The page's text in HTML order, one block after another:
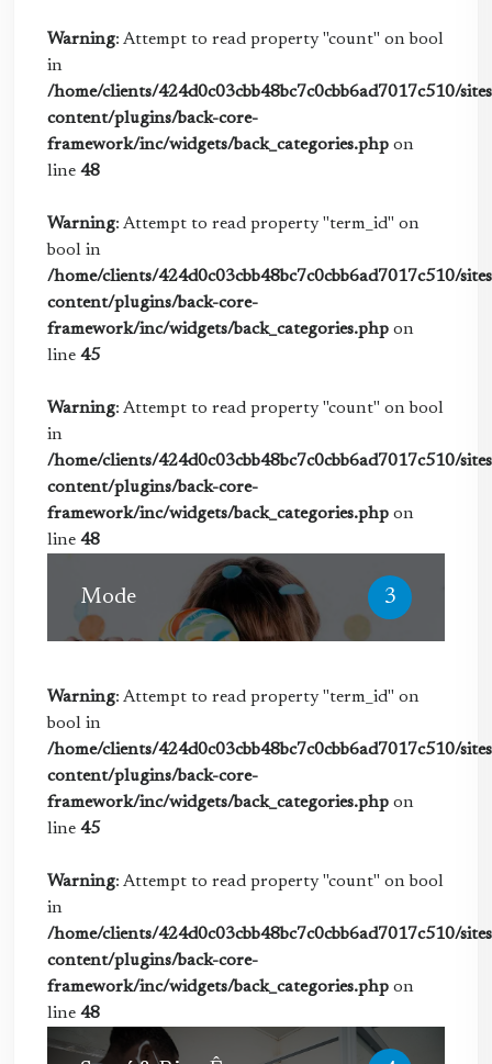
Warning: Attempt to read property "count" on bool
in
/home/clients/424d0c03cbb48bc7c0cbb6ad7017c510/
content/plugins/back-core-
framework/inc/widgets/back_categories.php on
line 48
Warning: Attempt to read property "term_id" on
bool in
/home/clients/424d0c03cbb48bc7c0cbb6ad7017c510/
content/plugins/back-core-
framework/inc/widgets/back_categories.php on
line 45
Warning: Attempt to read property "count" on bool
in
/home/clients/424d0c03cbb48bc7c0cbb6ad7017c510/
content/plugins/back-core-
framework/inc/widgets/back_categories.php on
line 48
Mode 3
Warning: Attempt to read property "term_id" on
bool in
/home/clients/424d0c03cbb48bc7c0cbb6ad7017c510/
content/plugins/back-core-
framework/inc/widgets/back_categories.php on
line 45
Warning: Attempt to read property "count" on bool
in
/home/clients/424d0c03cbb48bc7c0cbb6ad7017c510/
content/plugins/back-core-
framework/inc/widgets/back_categories.php on
line 48